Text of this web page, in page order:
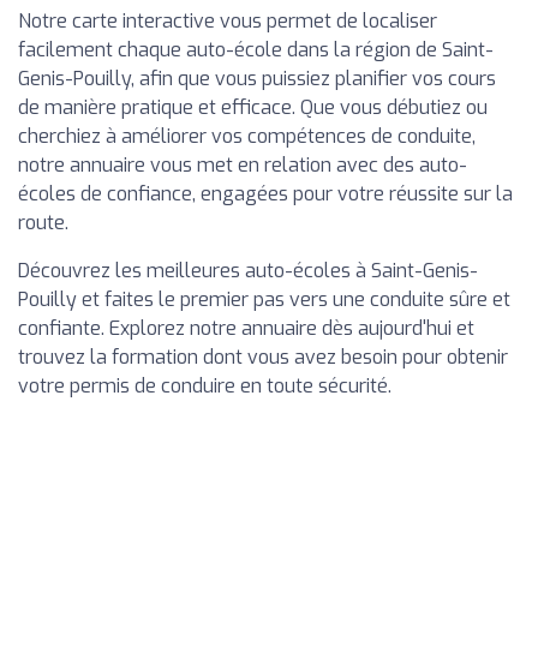
Notre carte interactive vous permet de localiser
facilement chaque auto-école dans la région de Saint-
Genis-Pouilly, afin que vous puissiez planifier vos cours
de manière pratique et efficace. Que vous débutiez ou
cherchiez à améliorer vos compétences de conduite,
notre annuaire vous met en relation avec des auto-
écoles de confiance, engagées pour votre réussite sur la
route.
Découvrez les meilleures auto-écoles à Saint-Genis-
Pouilly et faites le premier pas vers une conduite sûre et
confiante. Explorez notre annuaire dès aujourd'hui et
trouvez la formation dont vous avez besoin pour obtenir
votre permis de conduire en toute sécurité.